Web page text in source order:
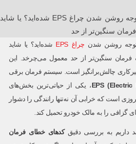
آیا تا‌به‌حال حین رانندگی متوجه روشن شدن چراغ EPS شده‌اید؟ یا شاید
سنگین‌تر از حد
متوجه روشن شدن چراغ EPS
شده‌اید؟ یا شاید
فرمان سنگین‌تر از حد معمول می‌چرخد. این
چالش‌برانگیز است. سیستم فرمان برقی
EPS (Electric، یکی از حیاتی‌ترین بخش‌های
است که خرابی آن نه‌تنها رانندگی را دشوار
گزافی را به مالک خودرو تحمیل کند.
داریم به بررسی دقیقکدهای خطای فرمان